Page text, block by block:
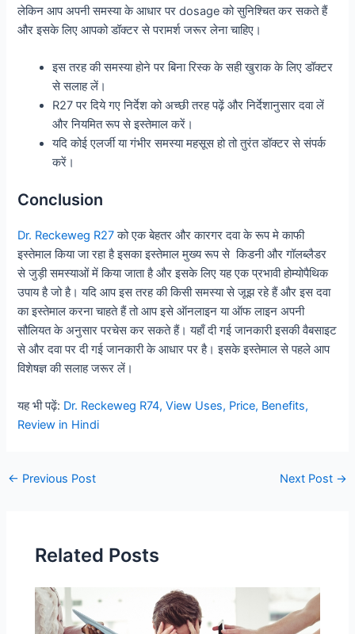
लेकिन आप अपनी समस्या के आधार पर dosage को सुनिश्चित कर सकते हैं
और इसके लिए आपको डॉक्टर से परामर्श जरूर लेना चाहिए।
इस तरह की समस्या होने पर बिना रिस्क के सही खुराक के लिए डॉक्टर
से सलाह लें।
R27 पर दिये गए निर्देश को अच्छी तरह पढ़ें और निर्देशानुसार दवा लें
और नियमित रूप से इस्तेमाल करें।
यदि कोई एलर्जी या गंभीर समस्या महसूस हो तो तुरंत डॉक्टर से संपर्क
करें।
Conclusion
Dr. Reckeweg R27को एक बेहतर और कारगर दवा के रूप मे काफी
इस्तेमाल किया जा रहा है इसका इस्तेमाल मुख्य रूप से किडनी और गॉलब्लैडर
से जुड़ी समस्याओं में किया जाता है और इसके लिए यह एक प्रभावी होम्योपैथिक
उपाय है जो है। यदि आप इस तरह की किसी समस्या से जूझ रहे हैं और इस दवा
का इस्तेमाल करना चाहते हैं तो आप इसे ऑनलाइन या ऑफ लाइन अपनी
सौलियत के अनुसार परचेस कर सकते हैं। यहाँ दी गई जानकारी इसकी वैबसाइट
से और दवा पर दी गई जानकारी के आधार पर है। इसके इस्तेमाल से पहले आप
विशेषज्ञ की सलाह जरूर लें।
यह भी पढ़ें: Dr. Reckeweg R74, View Uses, Price, Benefits,
Review in Hindi
Post
← Previous Post Next Post →
Related Posts